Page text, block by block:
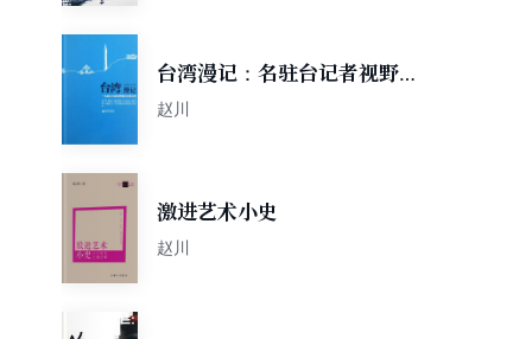
台湾漫记：名驻台记者视野里
的全景台湾
赵川
激进艺术小史
赵川